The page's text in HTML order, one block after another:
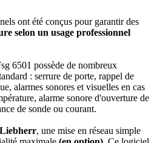
ont été conçus pour garantir des
selon un usage professionnel
6501 possède de nombreux
: serrure de porte, rappel de
alarmes sonores et visuelles en cas
alarme sonore d'ouverture de
de sonde ou courant.
, une mise en réseau simple